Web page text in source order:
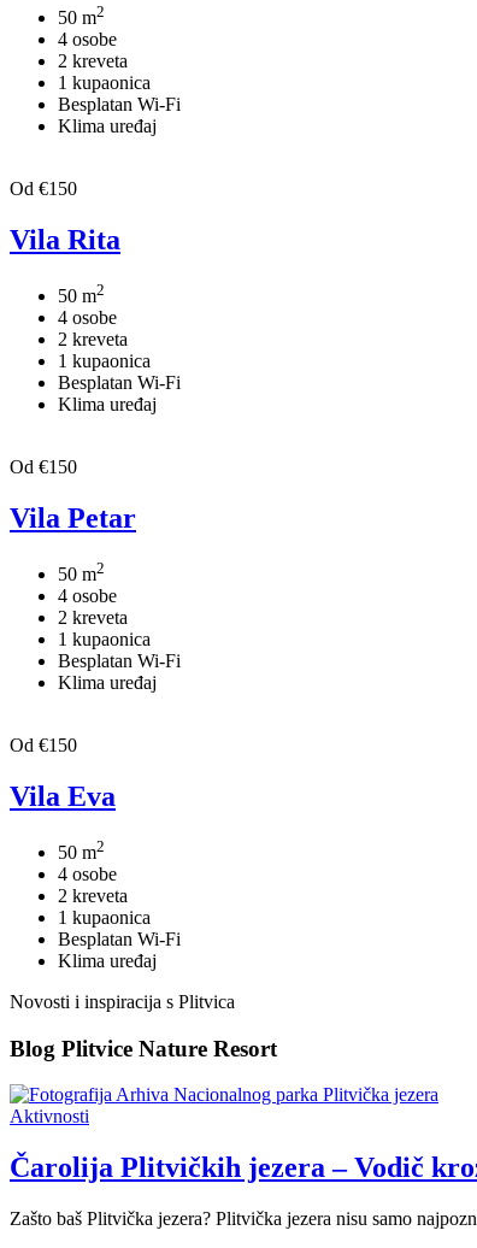
50 m2
4 osobe
2 kreveta
1 kupaonica
Besplatan Wi-Fi
Klima uređaj
Od €150
Vila Rita
50 m2
4 osobe
2 kreveta
1 kupaonica
Besplatan Wi-Fi
Klima uređaj
Od €150
Vila Petar
50 m2
4 osobe
2 kreveta
1 kupaonica
Besplatan Wi-Fi
Klima uređaj
Od €150
Vila Eva
50 m2
4 osobe
2 kreveta
1 kupaonica
Besplatan Wi-Fi
Klima uređaj
Novosti i inspiracija s Plitvica
Blog Plitvice Nature Resort
Aktivnosti
Čarolija Plitvičkih jezera – Vodič
Zašto baš Plitvička jezera? Plitvička jezera nisu samo